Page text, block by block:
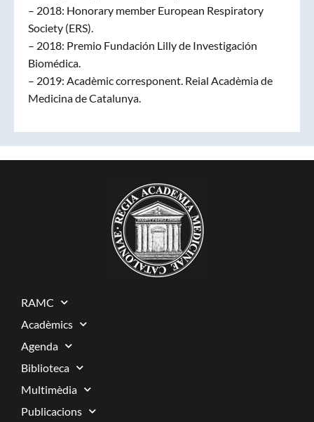
– 2018: Honorary member European Respiratory
Society (ERS).
– 2018: Premio Fundación Lilly de Investigación
Biomédica.
– 2019: Acadèmic corresponent. Reial Acadèmia de
Medicina de Catalunya.
RAMC
Acadèmics
Agenda
Biblioteca
Multimèdia
Publicacions